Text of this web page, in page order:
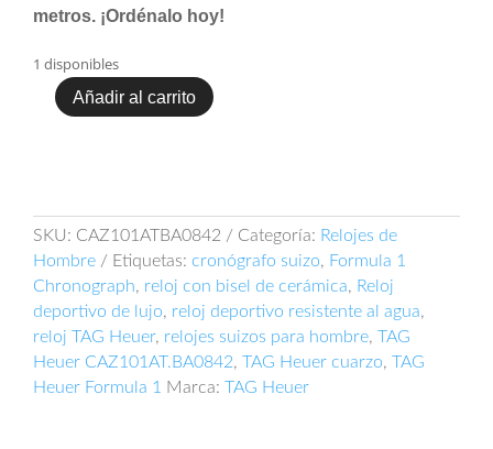
metros. ¡Ordénalo hoy!
1 disponibles
TAG
CAZ101AT.BA0842
cantidad
Añadir al carrito
SKU: CAZ101ATBA0842 Categoría: Relojes de
Hombre
Etiquetas: cronógrafo suizo, Formula 1
Chronograph, reloj con bisel de cerámica, Reloj
deportivo de lujo, reloj deportivo resistente al agua,
reloj TAG Heuer, relojes suizos para hombre, TAG
Heuer CAZ101AT.BA0842, TAG Heuer cuarzo, TAG
Heuer Formula 1 Marca: TAG Heuer